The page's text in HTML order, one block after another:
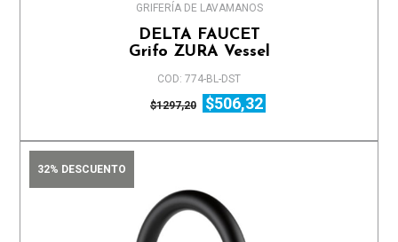
GRIFERÍA DE LAVAMANOS
DELTA FAUCET
Grifo ZURA Vessel
COD: 774-BL-DST
$1297,20 $506,32
32% DESCUENTO